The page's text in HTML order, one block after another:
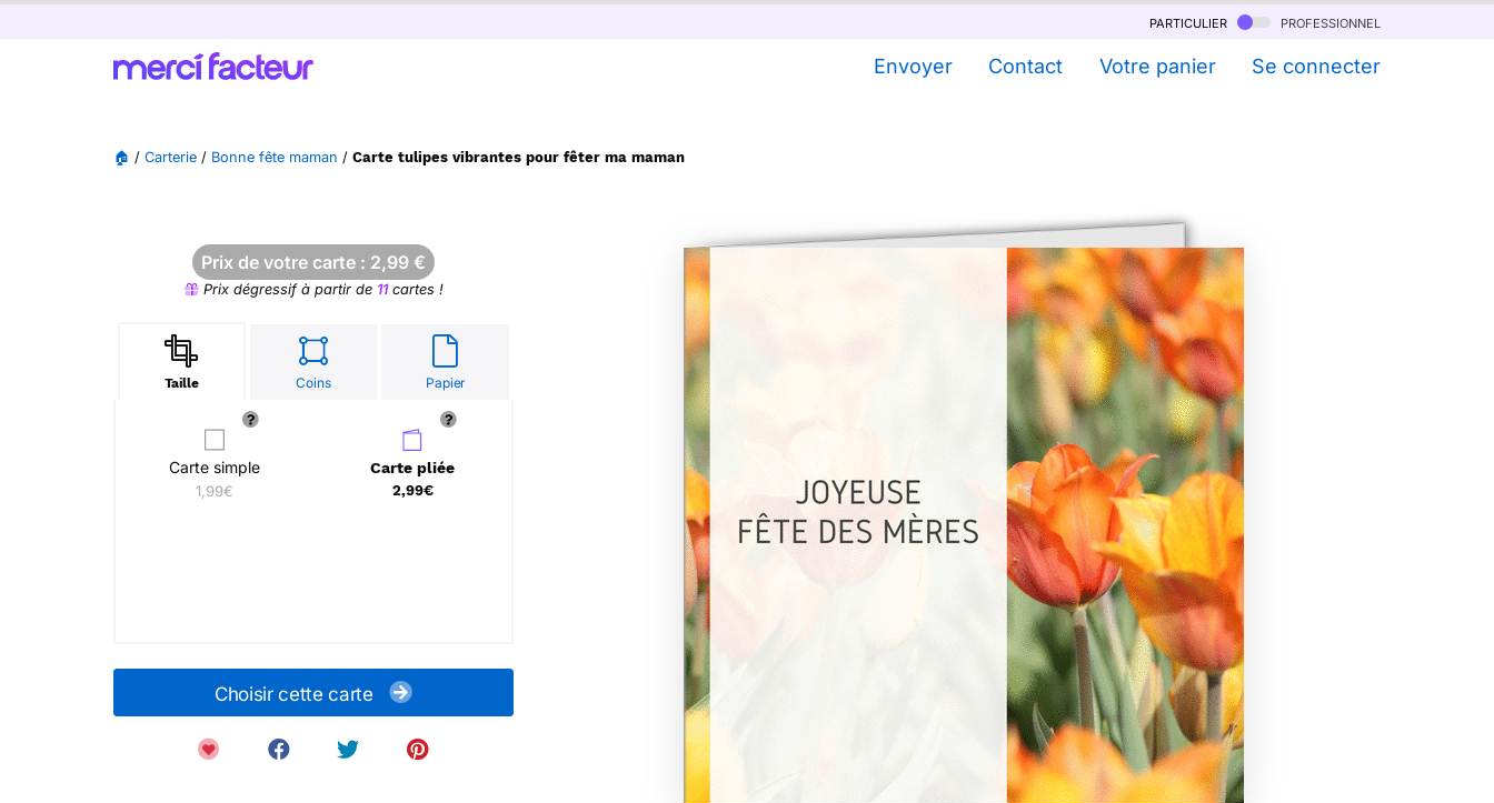
particulier professionnel
Envoyer Contact Votre panier Se connecter
🏠 / Carterie / Bonne fête maman / Carte tulipes vibrantes pour fêter ma maman
Prix de votre carte : 2,99 €
Prix dégressif à partir de 11cartes !
Taille Coins Papier
Carte simple
1,99€
Carte pliée
2,99€
Choisir cette carte